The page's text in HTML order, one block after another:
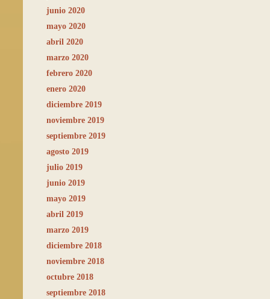
junio 2020
mayo 2020
abril 2020
marzo 2020
febrero 2020
enero 2020
diciembre 2019
noviembre 2019
septiembre 2019
agosto 2019
julio 2019
junio 2019
mayo 2019
abril 2019
marzo 2019
diciembre 2018
noviembre 2018
octubre 2018
septiembre 2018